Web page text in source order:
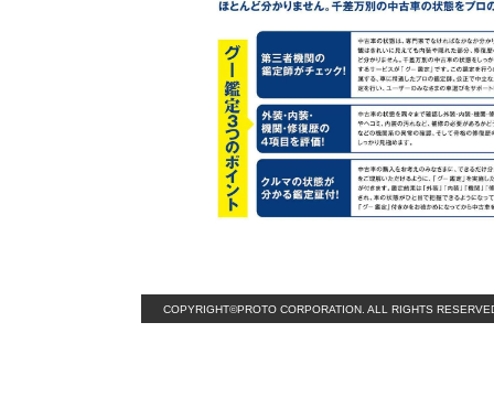
COPYRIGHT©PROTO CORPORATION. ALL RIGHTS